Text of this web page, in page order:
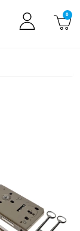
0